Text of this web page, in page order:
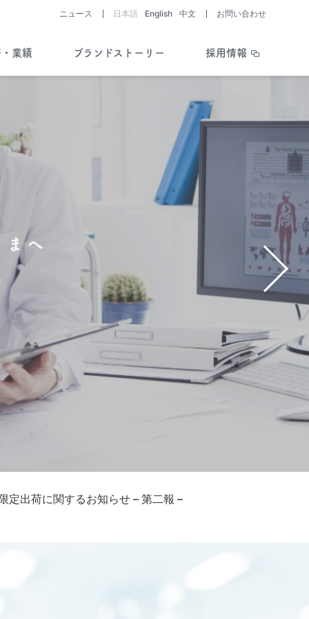
助成制度・支援情報を知る
疾患を考える／
助成制度・支援情報
開発パイプライン
業績
ライブラリー
ブランドストーリー
会社と医薬品・
医療機器開発の歴史
Story of History
Story of R&D
採用情報
ニュース 日本語 English 中文 お問い合わせ
定出荷に関するお知らせ – 第二報 –